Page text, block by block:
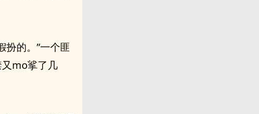
扮的。”一个匪
mo挲了几